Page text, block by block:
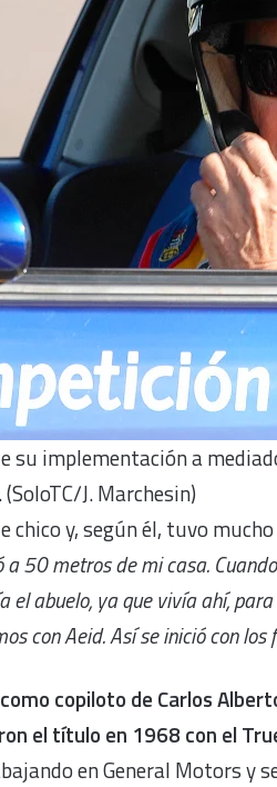
su implementación a
(SoloTC/J. Marchesin)
chico y, según él, tuvo
a 50 metros de mi casa.
abuelo, ya que vivía ahí,
con Aeid. Así se inició con los
copiloto de Carlos
el título en 1968 con el
en General Motors y